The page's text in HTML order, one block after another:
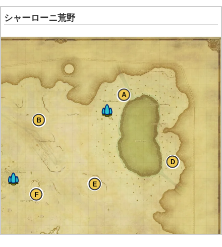
シャーローニ荒野
A
B
D
E
F